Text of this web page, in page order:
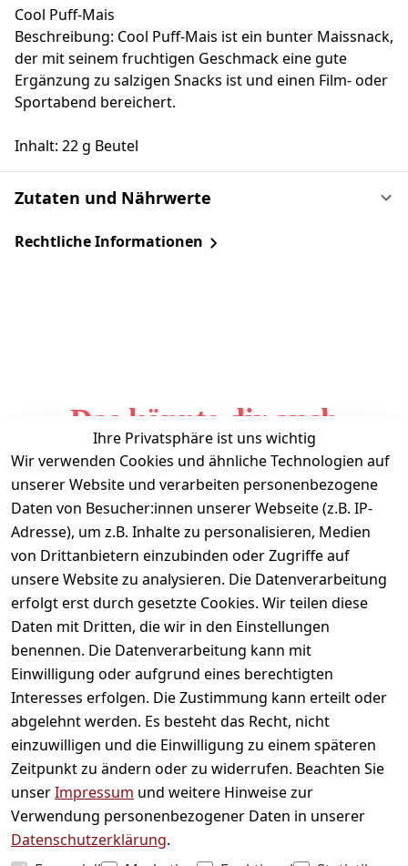
Cool Puff-Mais
Beschreibung: Cool Puff-Mais ist ein bunter Maissnack,
der mit seinem fruchtigen Geschmack eine gute
Ergänzung zu salzigen Snacks ist und einen Film- oder
Sportabend bereichert.
Inhalt: 22 g Beutel
Zutaten und Nährwerte
Rechtliche Informationen
Das könnte dir auch
gefallen
Ihre Privatsphäre ist uns wichtig
Wir verwenden Cookies und ähnliche Technologien auf
unserer Website und verarbeiten personenbezogene
Daten von Besucher:innen unserer Webseite (z.B. IP-
Adresse), um z.B. Inhalte zu personalisieren, Medien
von Drittanbietern einzubinden oder Zugriffe auf
unsere Website zu analysieren. Die Datenverarbeitung
erfolgt erst durch gesetzte Cookies. Wir teilen diese
Daten mit Dritten, die wir in den Einstellungen
benennen. Die Datenverarbeitung kann mit
Einwilligung oder aufgrund eines berechtigten
Interesses erfolgen. Die Zustimmung kann erteilt oder
abgelehnt werden. Es besteht das Recht, nicht
einzuwilligen und die Einwilligung zu einem späteren
Zeitpunkt zu ändern oder zu widerrufen. Beachten Sie
unserImpressum und weitere Hinweise zur
Verwendung personenbezogener Daten in unserer
Datenschutzerklärung.
Informationen
Mein Konto
Vertrag widerrufen
Unternehmen
Zahlarten